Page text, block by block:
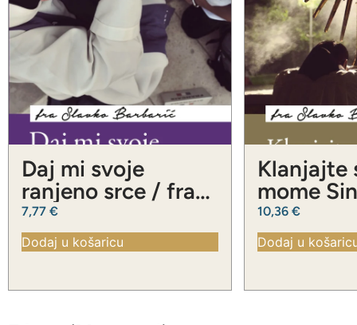
Daj mi svoje
ranjeno srce / fra
Slavko Barbarić
7,77 €
Dodaj u košaricu
Klanjajte
mome
Slavko
10,36 €
Dodaj u